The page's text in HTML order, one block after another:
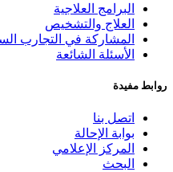
البرامج العلاجية
العلاج والتشخيص
المشاركة في التجارب
الأسئلة الشائعة
روابط مفيدة
اتصل بنا
بوابة الإحالة
المركز الإعلامي
البحث